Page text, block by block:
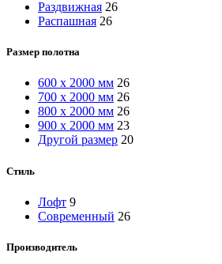
Раздвижная 26
Распашная 26
Размер полотна
600 х 2000 мм 26
700 х 2000 мм 26
800 х 2000 мм 26
900 х 2000 мм 23
Другой размер 20
Стиль
Лофт 9
Современный 26
Производитель